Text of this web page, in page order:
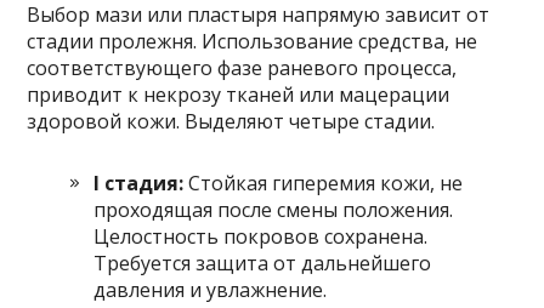
Выбор мази или пластыря напрямую зависит от
стадии пролежня. Использование средства, не
соответствующего фазе раневого процесса,
приводит к некрозу тканей или мацерации
здоровой кожи. Выделяют четыре стадии.
I стадия:Стойкая гиперемия кожи, не
проходящая после смены положения.
Целостность покровов сохранена.
Требуется защита от дальнейшего
давления и увлажнение.